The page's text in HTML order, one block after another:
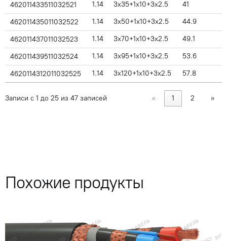
462011433511032521 1.14 3x35+1x10+3x2.5 41
462011435011032522 1.14 3x50+1x10+3x2.5 44.9
462011437011032523 1.14 3x70+1x10+3x2.5 49.1
462011439511032524 1.14 3x95+1x10+3x2.5 53.6
4620114312011032525 1.14 3x120+1x10+3x2.5 57.8
Записи с 1 до 25 из 47 записей « 1 2 »
Похожие продукты